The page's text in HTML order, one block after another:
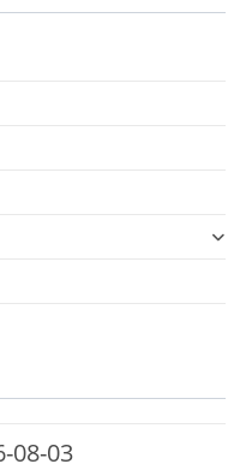
08-03